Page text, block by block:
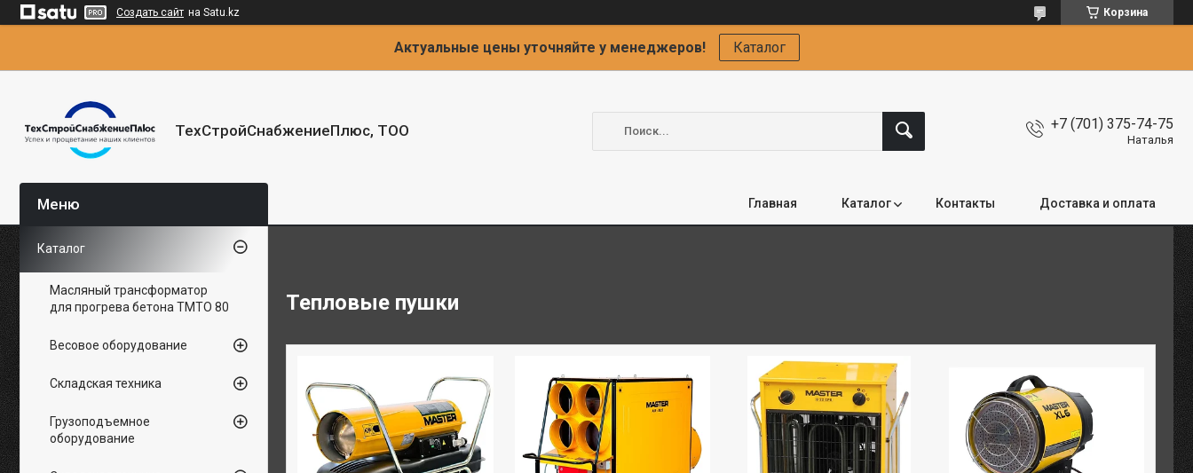
Создать сайт на Satu.kz Корзина
Актуальные цены уточняйте у менеджеров! Каталог
ТехСтройСнабжениеПлюс, ТОО +7 (701) 375-74-75
Наталья
Главная Каталог Контакты Доставка и оплата
Тепловые пушки
Каталог
Масляный трансформатор
для прогрева бетона ТМТО 80
Весовое оборудование
Складская техника
Грузоподъемное
оборудование